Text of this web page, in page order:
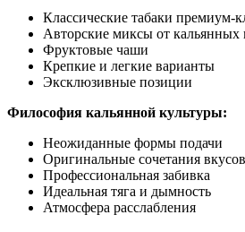
Классические табаки премиум-
Авторские миксы от кальянных
Фруктовые чаши
Крепкие и легкие варианты
Эксклюзивные позиции
Философия кальянной культуры:
Неожиданные формы подачи
Оригинальные сочетания вкусов
Профессиональная забивка
Идеальная тяга и дымность
Атмосфера расслабления